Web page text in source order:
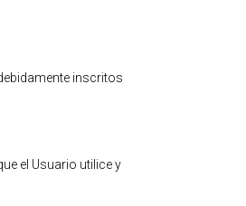
inscritos
el Usuario utilice y